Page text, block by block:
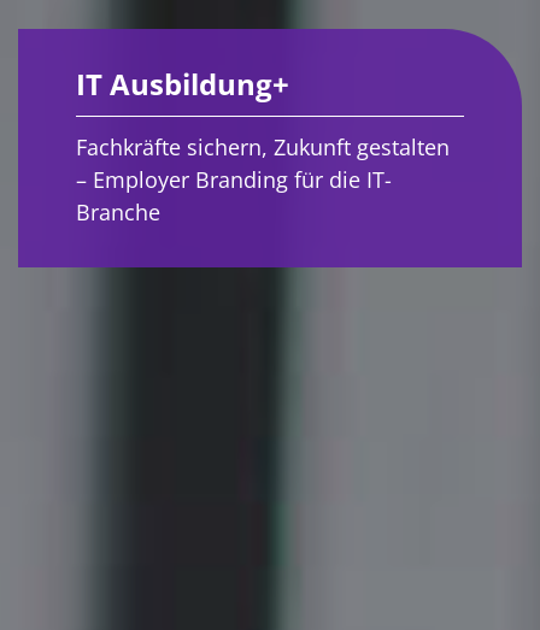
IT Ausbildung+
Fachkräfte sichern, Zukunft gestalten
– Employer Branding für die IT-
Branche